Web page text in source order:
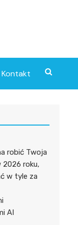
Kontakt
robić Twoja
2026 roku,
w tyle za
AI